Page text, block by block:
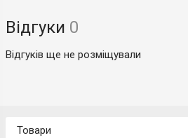
Відгуки 0
Відгуків ще не розміщували
Товари